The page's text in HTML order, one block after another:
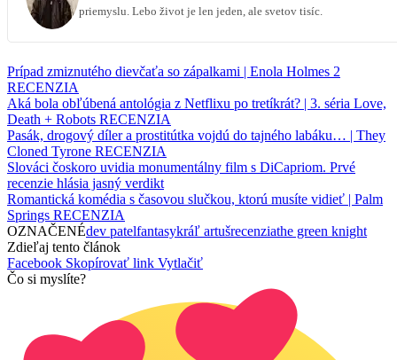
priemyslu. Lebo život je len jeden, ale svetov tisíc.
Prípad zmiznutého dievčaťa so zápalkami | Enola Holmes 2
RECENZIA
Aká bola obľúbená antológia z Netflixu po tretíkrát? | 3. séria Love,
Death + Robots RECENZIA
Pasák, drogový díler a prostitútka vojdú do tajného labáku… | They
Cloned Tyrone RECENZIA
Slováci čoskoro uvidia monumentálny film s DiCapriom. Prvé
recenzie hlásia jasný verdikt
Romantická komédia s časovou slučkou, ktorú musíte vidieť | Palm
Springs RECENZIA
OZNAČENÉdev patelfantasykráľ artušrecenziathe green knight
Zdieľaj tento článok
Facebook Skopírovať link Vytlačiť
Čo si myslíte?